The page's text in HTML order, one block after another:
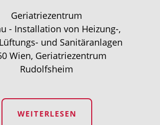
Geriatriezentrum
- Installation von Heizung-,
und Sanitäranlagen
Wien, Geriatriezentrum
Rudolfsheim
WEITERLESEN